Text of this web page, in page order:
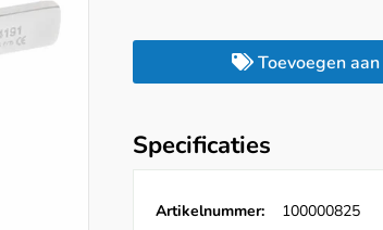
Toevoegen
Specificaties
Artikelnummer: 100000825